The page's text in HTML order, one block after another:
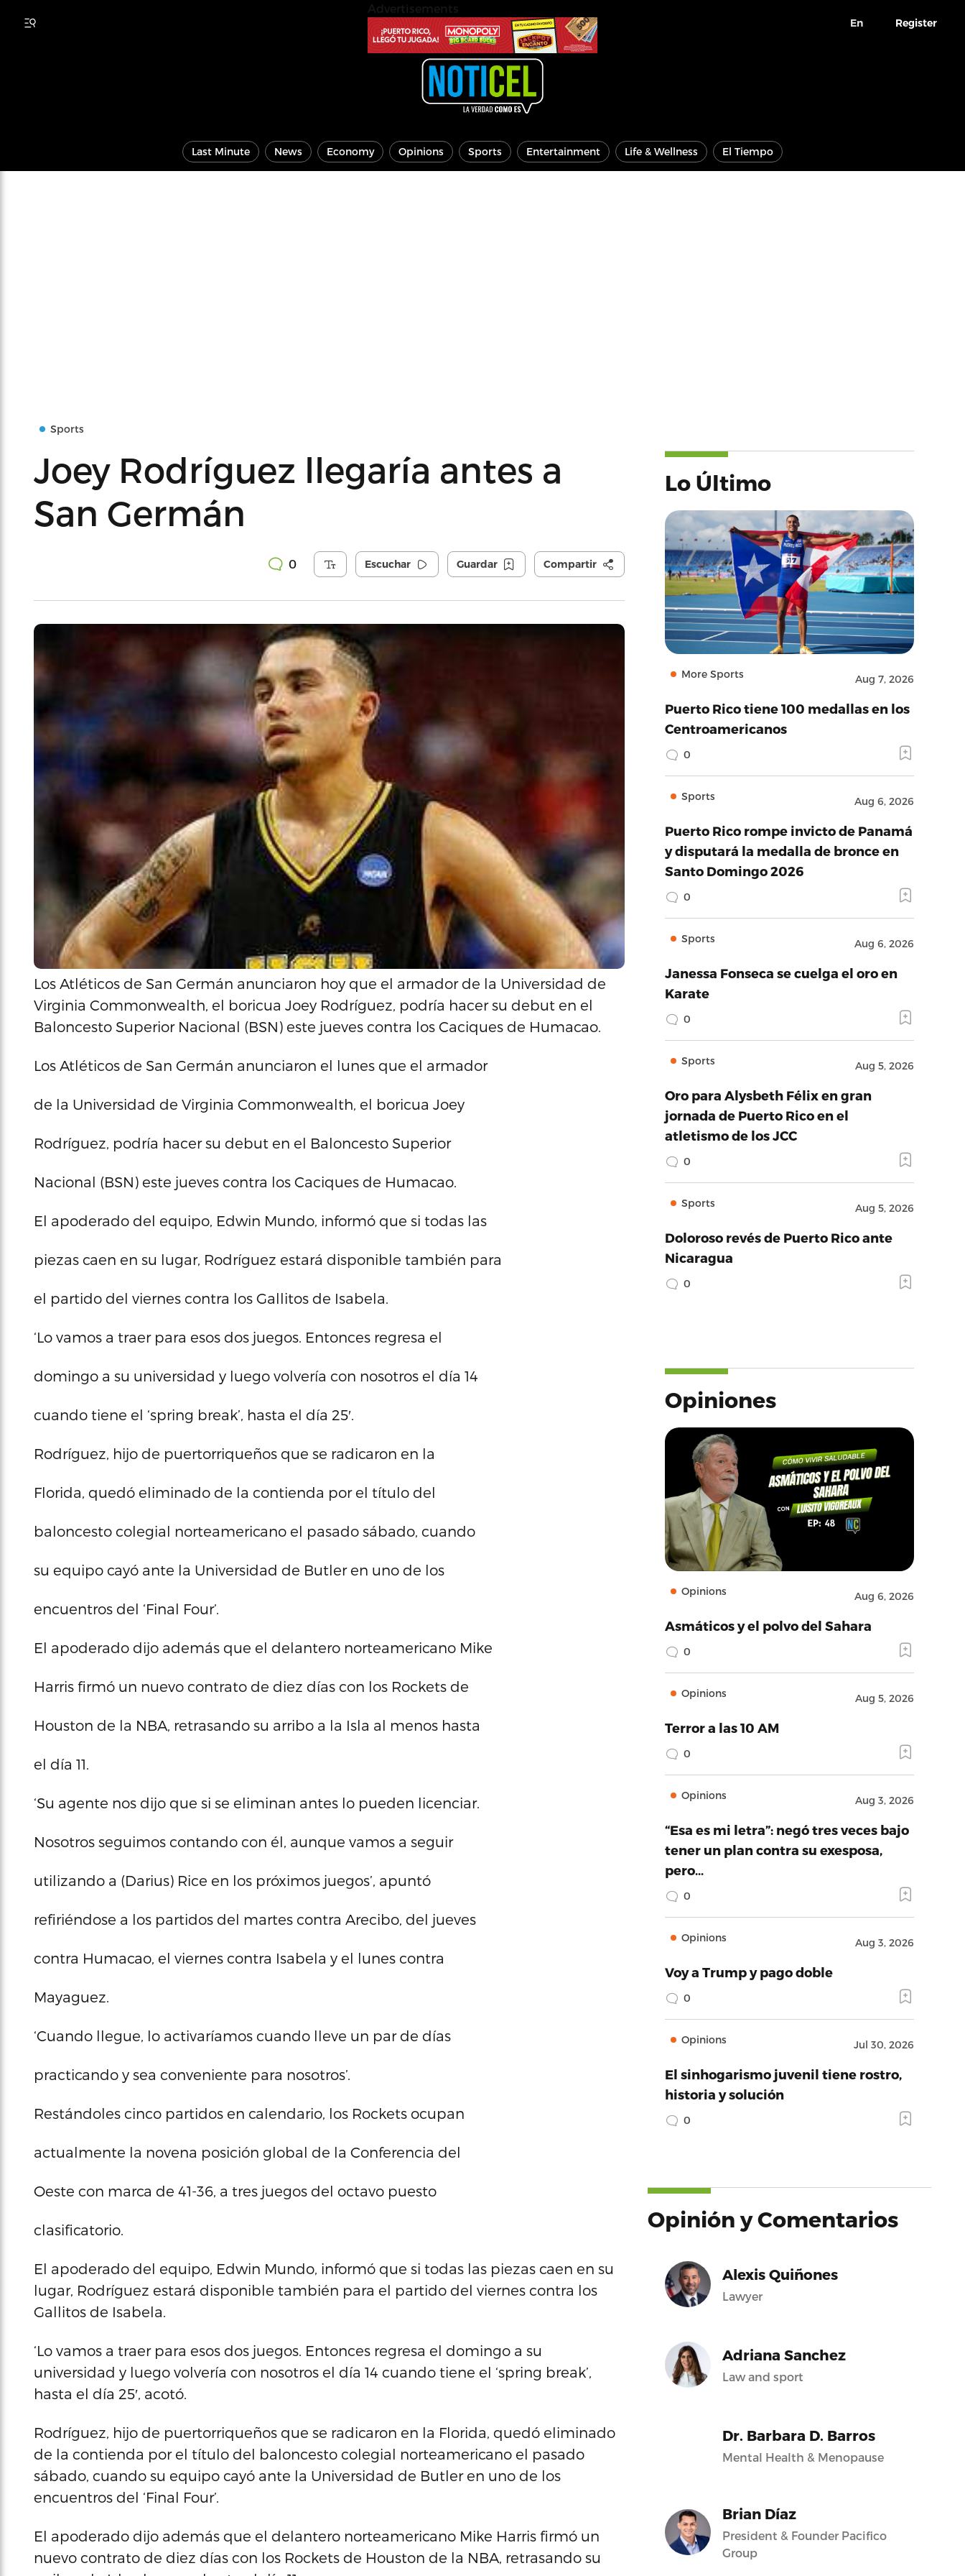
En Register
Last Minute News Economy Opinions Sports Entertainment Life & Wellness El Tiempo
Sports
Joey Rodríguez llegaría antes a
San Germán
0 Escuchar Guardar Compartir
Los Atléticos de San Germán anunciaron hoy que el armador de la Universidad de
Virginia Commonwealth, el boricua Joey Rodríguez, podría hacer su debut en el
Baloncesto Superior Nacional (BSN) este jueves contra los Caciques de Humacao.
Los Atléticos de San Germán anunciaron el lunes que el armador
de la Universidad de Virginia Commonwealth, el boricua Joey
Rodríguez, podría hacer su debut en el Baloncesto Superior
Nacional (BSN) este jueves contra los Caciques de Humacao.
El apoderado del equipo, Edwin Mundo, informó que si todas las
piezas caen en su lugar, Rodríguez estará disponible también para
el partido del viernes contra los Gallitos de Isabela.
‘Lo vamos a traer para esos dos juegos. Entonces regresa el
domingo a su universidad y luego volvería con nosotros el día 14
cuando tiene el ‘spring break’, hasta el día 25′.
Rodríguez, hijo de puertorriqueños que se radicaron en la
Florida, quedó eliminado de la contienda por el título del
baloncesto colegial norteamericano el pasado sábado, cuando
su equipo cayó ante la Universidad de Butler en uno de los
encuentros del ‘Final Four’.
El apoderado dijo además que el delantero norteamericano Mike
Harris firmó un nuevo contrato de diez días con los Rockets de
Houston de la NBA, retrasando su arribo a la Isla al menos hasta
el día 11.
‘Su agente nos dijo que si se eliminan antes lo pueden licenciar.
Nosotros seguimos contando con él, aunque vamos a seguir
utilizando a (Darius) Rice en los próximos juegos’, apuntó
refiriéndose a los partidos del martes contra Arecibo, del jueves
contra Humacao, el viernes contra Isabela y el lunes contra
Mayaguez.
‘Cuando llegue, lo activaríamos cuando lleve un par de días
practicando y sea conveniente para nosotros’.
Restándoles cinco partidos en calendario, los Rockets ocupan
actualmente la novena posición global de la Conferencia del
Oeste con marca de 41-36, a tres juegos del octavo puesto
clasificatorio.
El apoderado del equipo, Edwin Mundo, informó que si todas las piezas caen en su
lugar, Rodríguez estará disponible también para el partido del viernes contra los
Gallitos de Isabela.
‘Lo vamos a traer para esos dos juegos. Entonces regresa el domingo a su
universidad y luego volvería con nosotros el día 14 cuando tiene el ‘spring break’,
hasta el día 25′, acotó.
Rodríguez, hijo de puertorriqueños que se radicaron en la Florida, quedó eliminado
de la contienda por el título del baloncesto colegial norteamericano el pasado
sábado, cuando su equipo cayó ante la Universidad de Butler en uno de los
encuentros del ‘Final Four’.
El apoderado dijo además que el delantero norteamericano Mike Harris firmó un
nuevo contrato de diez días con los Rockets de Houston de la NBA, retrasando su
Lo Último
More Sports Aug 7, 2026
Puerto Rico tiene 100 medallas en los
Centroamericanos
0
Sports Aug 6, 2026
Puerto Rico rompe invicto de Panamá
y disputará la medalla de bronce en
Santo Domingo 2026
0
Sports Aug 6, 2026
Janessa Fonseca se cuelga el oro en
Karate
0
Sports Aug 5, 2026
Oro para Alysbeth Félix en gran
jornada de Puerto Rico en el
atletismo de los JCC
0
Sports Aug 5, 2026
Doloroso revés de Puerto Rico ante
Nicaragua
0
Opiniones
Opinions Aug 6, 2026
Asmáticos y el polvo del Sahara
0
Opinions Aug 5, 2026
Terror a las 10 AM
0
Opinions Aug 3, 2026
“Esa es mi letra”: negó tres veces bajo
tener un plan contra su exesposa,
pero…
0
Opinions Aug 3, 2026
Voy a Trump y pago doble
0
Opinions Jul 30, 2026
El sinhogarismo juvenil tiene rostro,
historia y solución
0
Opinión y Comentarios
Alexis Quiñones
Lawyer
Adriana Sanchez
Law and sport
Dr. Barbara D. Barros
Mental Health & Menopause
Brian Díaz
President & Founder Pacifico
Group